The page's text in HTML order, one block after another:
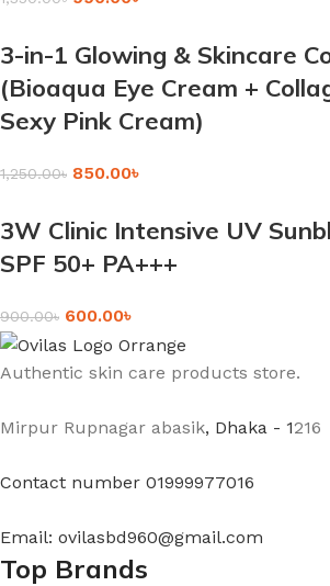
3-in-1 Glowing & Skincare
(Bioaqua Eye Cream +
Sexy Pink Cream)
1,250.00৳ 850.00৳
3W Clinic Intensive UV
SPF 50+ PA+++
900.00৳ 600.00৳
Authentic skin care products store.
Mirpur Rupnagar abasik, Dhaka - 1216
Contact number 01999977016
Email: ovilasbd960@gmail.com
Top Brands